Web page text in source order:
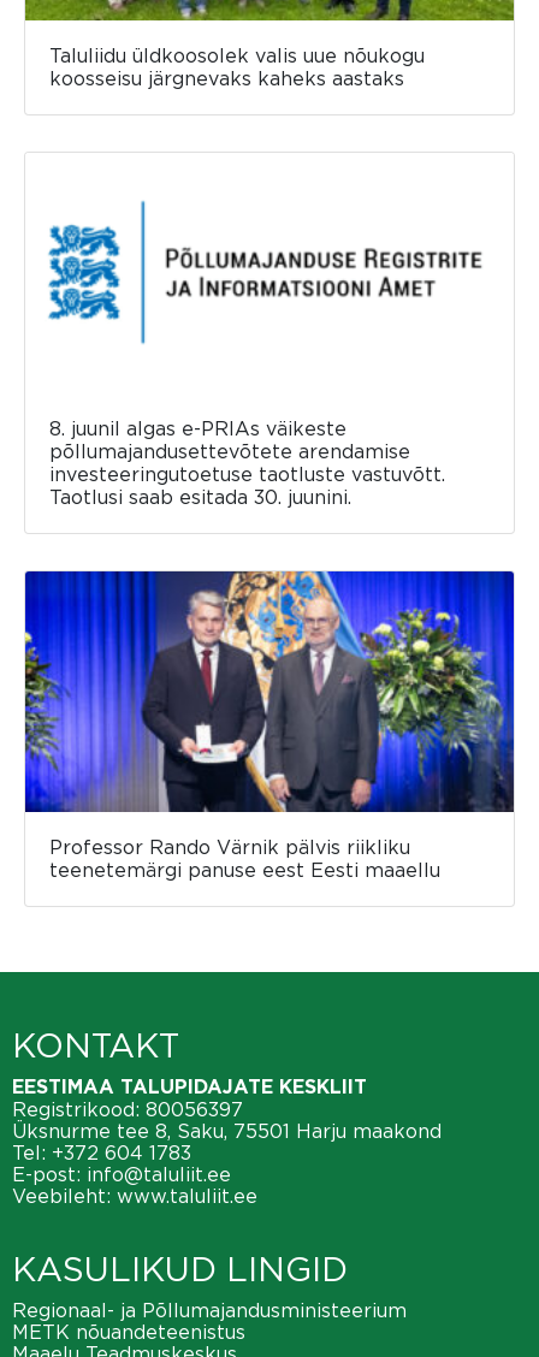
Taluliidu üldkoosolek valis uue nõukogu
koosseisu järgnevaks kaheks aastaks
8. juunil algas e-PRIAs väikeste
põllumajandusettevõtete arendamise
investeeringutoetuse taotluste vastuvõtt.
Taotlusi saab esitada 30. juunini.
Professor Rando Värnik pälvis riikliku
teenetemärgi panuse eest Eesti maaellu
KONTAKT
EESTIMAA TALUPIDAJATE KESKLIIT
Registrikood: 80056397
Üksnurme tee 8, Saku, 75501 Harju maakond
Tel: +372 604 1783
E-post: info@taluliit.ee
Veebileht: www.taluliit.ee
KASULIKUD LINGID
Regionaal- ja Põllumajandusministeerium
METK nõuandeteenistus